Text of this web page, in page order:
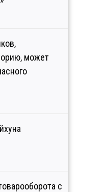
может
с